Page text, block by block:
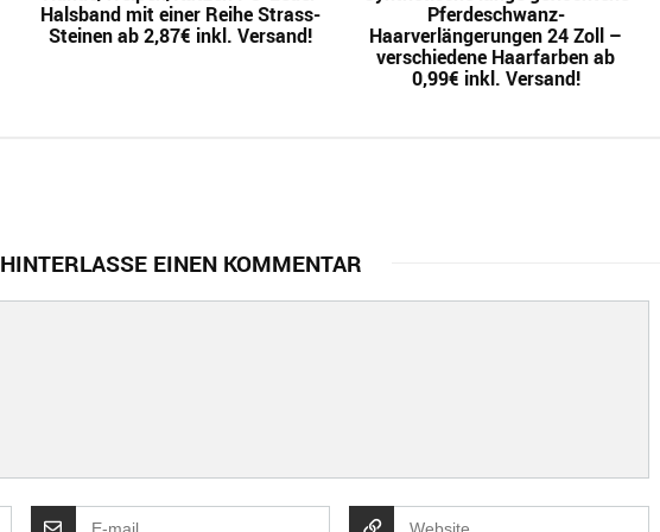
Halsband mit einer Reihe Strass-
Steinen ab 2,87€ inkl. Versand!
Pferdeschwanz-
Haarverlängerungen 24 Zoll –
verschiedene Haarfarben ab
0,99€ inkl. Versand!
HINTERLASSE EINEN KOMMENTAR